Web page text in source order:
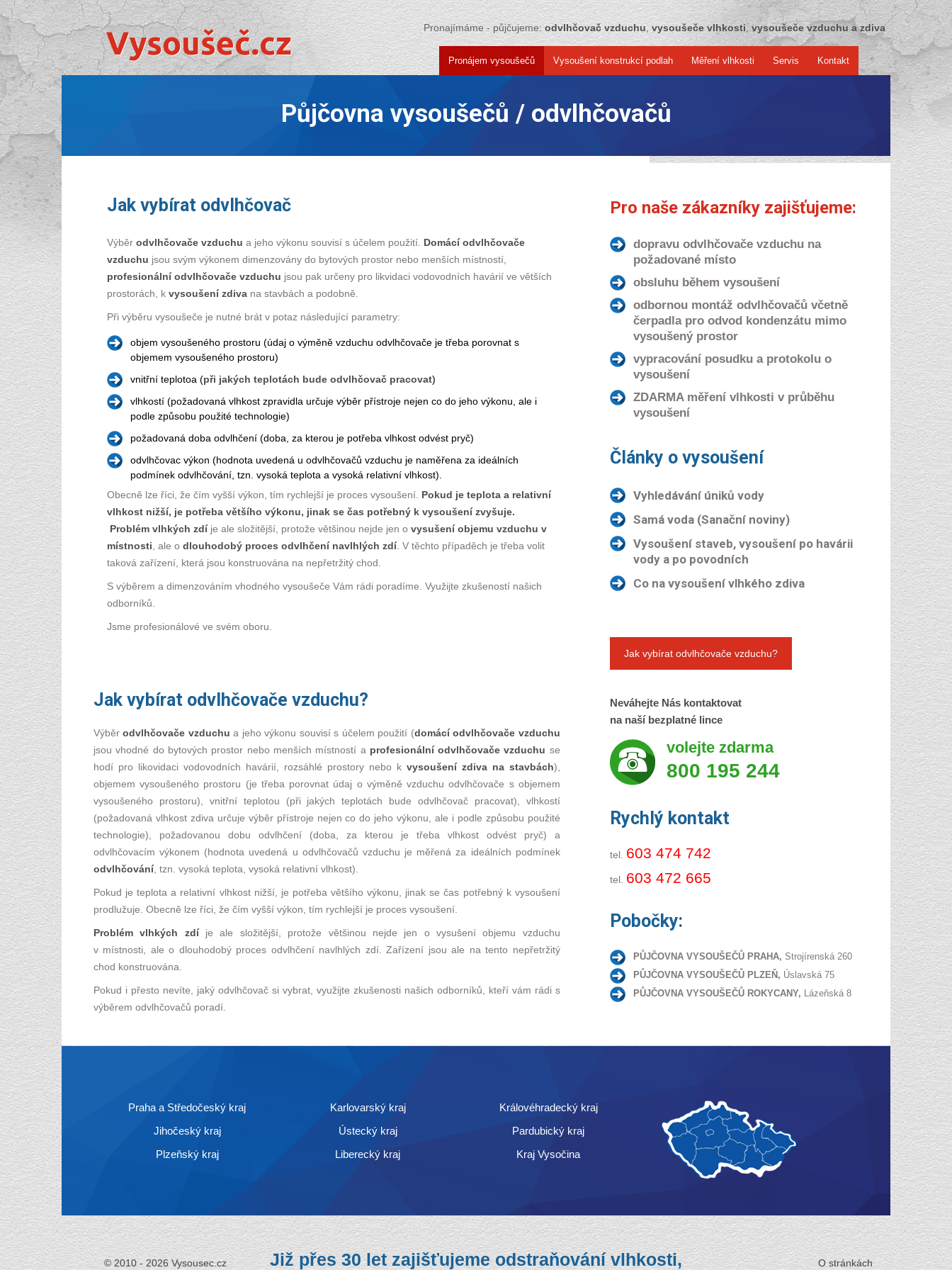
Pronajímáme - půjčujeme:odvlhčovač vzduchu,vysoušeče vlhkosti, vysoušeče vzduchu a zdiva
Pronájem vysoušečů Vysoušení konstrukcí podlah Měření vlhkosti Servis Kontakt
Půjčovna vysoušečů / odvlhčovačů
Jak vybírat odvlhčovač
Výběr odvlhčovače vzduchu a jeho výkonu souvisí s účelem použití. Domácí odvlhčovače
vzduchu jsou svým výkonem dimenzovány do bytových prostor nebo menších místností,
profesionální odvlhčovače vzduchu jsou pak určeny pro likvidaci vodovodních havárií ve větších
prostorách, k vysoušení zdiva na stavbách a podobně.
Při výběru vysoušeče je nutné brát v potaz následující parametry:
objem vysoušeného prostoru (údaj o výměně vzduchu odvlhčovače je třeba porovnat s
objemem vysoušeného prostoru)
vnitřní teplotoa (při jakých teplotách bude odvlhčovač pracovat)
vlhkostí (požadovaná vlhkost zpravidla určuje výběr přístroje nejen co do jeho výkonu, ale i
podle způsobu použité technologie)
požadovaná doba odvlhčení (doba, za kterou je potřeba vlhkost odvést pryč)
odvlhčovac výkon (hodnota uvedená u odvlhčovačů vzduchu je naměřena za ideálních
podmínek odvlhčování, tzn. vysoká teplota a vysoká relativní vlhkost).
Obecně lze říci, že čím vyšší výkon, tím rychlejší je proces vysoušení. Pokud je teplota a relativní
vlhkost nižší, je potřeba většího výkonu, jinak se čas potřebný k vysoušení zvyšuje.
Problém vlhkých zdíje ale složitější, protože většinou nejde jen o vysušení objemu vzduchu v
místnosti , ale o dlouhodobý proces odvlhčení navlhlých zdí. V těchto případěch je třeba volit
taková zařízení, která jsou konstruována na nepřetržitý chod.
S výběrem a dimenzováním vhodného vysoušeče Vám rádi poradíme. Využijte zkušeností našich
odborníků.
Jsme profesionálové ve svém oboru.
Jak vybírat odvlhčovače vzduchu?
Výběrodvlhčovače vzduchu a jeho výkonu souvisí s účelem použití (domácí odvlhčovače vzduchu
jsou vhodné do bytových prostor nebo menších místností a profesionální odvlhčovače vzduchu se
hodí pro likovidaci vodovodních havárií, rozsáhlé prostory nebo k vysoušení zdiva na stavbách),
objemem vysoušeného prostoru (je třeba porovnat údaj o výměně vzduchu odvlhčovače s objemem
vysoušeného prostoru), vnitřní teplotou (při jakých teplotách bude odvlhčovač pracovat), vlhkostí
(požadovaná vlhkost zdiva určuje výběr přístroje nejen co do jeho výkonu, ale i podle způsobu použité
technologie), požadovanou dobu odvlhčení (doba, za kterou je třeba vlhkost odvést pryč) a
odvlhčovacím výkonem (hodnota uvedená u odvlhčovačů vzduchu je měřená za ideálních podmínek
odvlhčování, tzn. vysoká teplota, vysoká relativní vlhkost).
Pokud je teplota a relativní vlhkost nižší, je potřeba většího výkonu, jinak se čas potřebný k vysoušení
prodlužuje. Obecně lze říci, že čím vyšší výkon, tím rychlejší je proces vysoušení.
Problém vlhkých zdíje ale složitější, protože většinou nejde jen o vysušení objemu vzduchu
v místnosti, ale o dlouhodobý proces odvlhčení navlhlých zdí. Zařízení jsou ale na tento nepřetržitý
chod konstruována.
Pokud i přesto nevíte, jaký odvlhčovač si vybrat, využijte zkušenosti našich odborníků, kteří vám rádi s
výběrem odvlhčovačů poradí.
Pro naše zákazníky zajišťujeme:
dopravu odvlhčovače vzduchu na
požadované místo
obsluhu během vysoušení
odbornou montáž odvlhčovačů včetně
čerpadla pro odvod kondenzátu mimo
vysoušený prostor
vypracování posudku a protokolu o
vysoušení
ZDARMA měření vlhkosti v průběhu
vysoušení
Články o vysoušení
Vyhledávání úniků vody
Samá voda (Sanační noviny)
Vysoušení staveb, vysoušení po havárii
vody a po povodních
Co na vysoušení vlhkého zdiva
Jak vybírat odvlhčovače vzduchu?
Neváhejte Nás kontaktovat
na naší bezplatné lince
volejte zdarma
800 195 244
Rychlý kontakt
tel. 603 474 742
tel. 603 472 665
Pobočky:
PŮJČOVNA VYSOUŠEČŮ PRAHA, Strojírenská 260
PŮJČOVNA VYSOUŠEČŮ PLZEŇ, Úslavská 75
PŮJČOVNA VYSOUŠEČŮ ROKYCANY, Lázeňská 8
Praha a Středočeský kraj
Jihočeský kraj
Plzeňský kraj
Karlovarský kraj
Ústecký kraj
Liberecký kraj
Královéhradecký kraj
Pardubický kraj
Kraj Vysočina
© 2010 - 2026 Vysousec.cz Již přes 30 letzajišťujeme odstraňování vlhkosti, O stránkách